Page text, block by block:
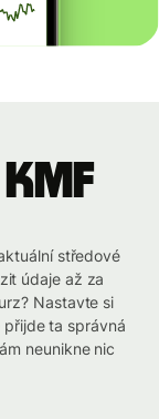
středové
údaje až za
Nastavte si
ta správná
neunikne nic